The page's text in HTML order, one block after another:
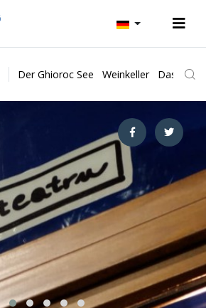
Der Ghioroc See Weinkeller Das